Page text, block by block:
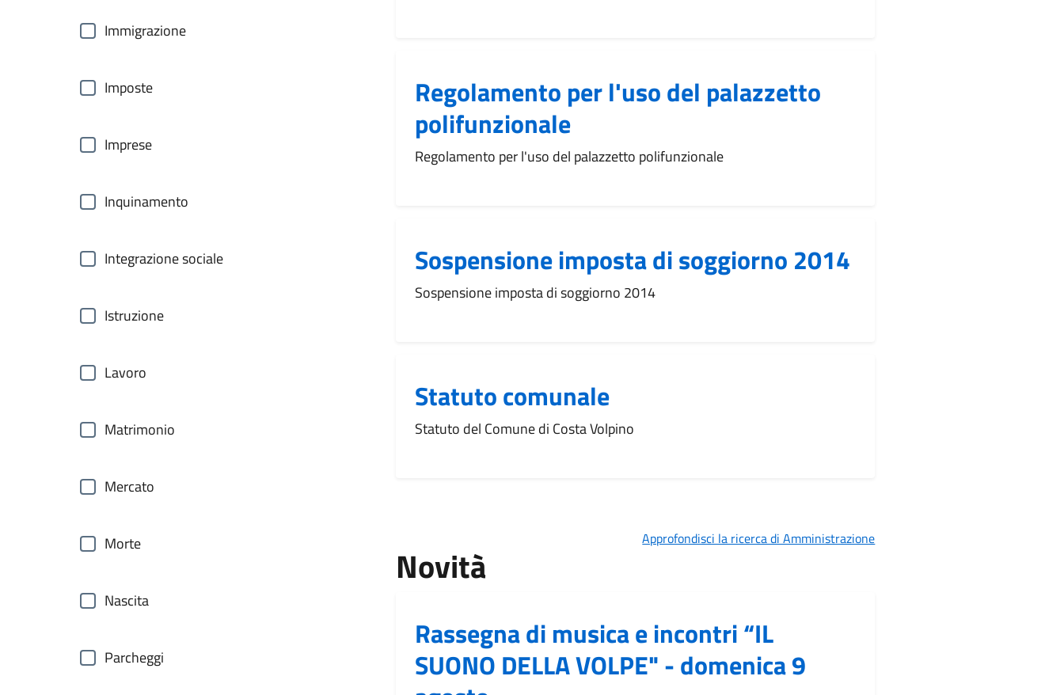
Immigrazione
Imposte
Imprese
Inquinamento
Integrazione sociale
Istruzione
Lavoro
Matrimonio
Mercato
Morte
Nascita
Parcheggi
Regolamento per l'uso del palazzetto
polifunzionale
Regolamento per l'uso del palazzetto polifunzionale
Sospensione imposta di soggiorno 2014
Sospensione imposta di soggiorno 2014
Statuto comunale
Statuto del Comune di Costa Volpino
Approfondisci la ricerca di Amministrazione
Novità
Rassegna di musica e incontri “IL
SUONO DELLA VOLPE" - domenica 9